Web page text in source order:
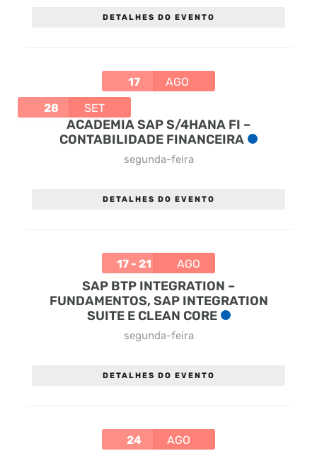
DETALHES DO EVENTO
17
AGO
28
SET
ACADEMIA SAP S/4HANA FI –
CONTABILIDADE FINANCEIRA
segunda-feira
DETALHES DO EVENTO
17 - 21 AGO
SAP BTP INTEGRATION –
FUNDAMENTOS, SAP INTEGRATION
SUITE E CLEAN CORE
segunda-feira
DETALHES DO EVENTO
24
AGO